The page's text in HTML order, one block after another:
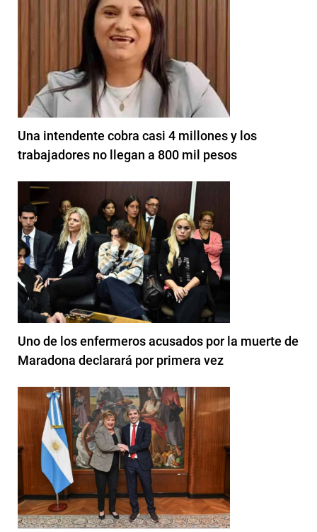
Una intendente cobra casi 4 millones y los
trabajadores no llegan a 800 mil pesos
Uno de los enfermeros acusados por la muerte de
Maradona declarará por primera vez